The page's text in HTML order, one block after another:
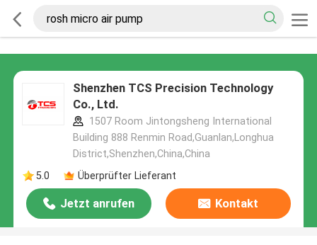
Shenzhen TCS Precision Technology
Co., Ltd.
1507 Room Jintongsheng International
Building 888 Renmin Road,Guanlan,Longhua
District,Shenzhen,China,China
5.0
Überprüfter Lieferant
Jetzt anrufen Kontakt